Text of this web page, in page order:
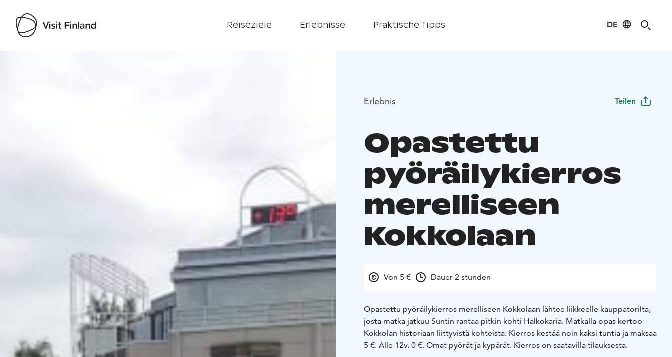
Reiseziele Erlebnisse Praktische Tipps DE
Erlebnis Teilen
Opastettu
pyöräilykierros
merelliseen
Kokkolaan
Von 5 € Dauer 2 stunden
Opastettu pyöräilykierros merelliseen Kokkolaan lähtee liikkeelle kauppatorilta,
josta matka jatkuu Suntin rantaa pitkin kohti Halkokaria. Matkalla opas kertoo
Kokkolan historiaan liittyvistä kohteista. Kierros kestää noin kaksi tuntia ja maksaa
5 €. Alle 12v. 0 €. Omat pyörät ja kypärät. Kierros on saatavilla tilauksesta.